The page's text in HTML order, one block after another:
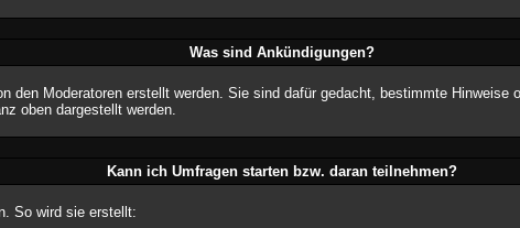
Was sind Ankündigungen?
den Moderatoren erstellt werden. Sie sind dafür gedacht, bestimmte
oben dargestellt werden.
Kann ich Umfragen starten bzw. daran teilnehmen?
So wird sie erstellt: